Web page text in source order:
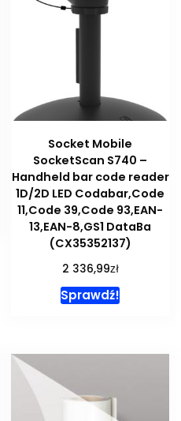
Socket Mobile
SocketScan S740 –
Handheld bar code reader
1D/2D LED Codabar,Code
11,Code 39,Code 93,EAN-
13,EAN-8,GS1 DataBa
(CX35352137)
2 336,99zł
Sprawdź!